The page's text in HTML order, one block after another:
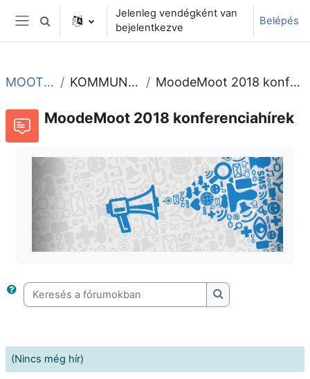
Tovább a fő tartalomhoz
Oldalpanel
Keresési bemeneti adatok váltása
Jelenleg vendégként van
bejelentkezve
Belépés
MOOT2018 KOMMUNIKÁCIÓ MoodeMoot 2018 konferenciahírek
MoodeMoot 2018 konferenciahírek
Keresés a fórumokban
Keresés a
(Nincs még hír)